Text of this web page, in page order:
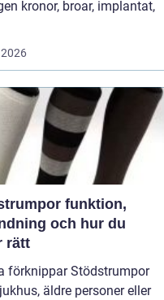
funktion,
och hur du
rätt
förknippar Stödstrumpor
äldre personer eller